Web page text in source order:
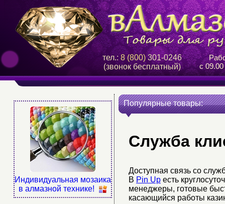
тел.:8 (800)301-0246
(звонок бесплатный)
с
Индивидуальная мозаика
в алмазной технике!
Популярные товары:
Служба
Доступная связь со
В Pin Up есть
менеджеры, готовые
касающийся работы